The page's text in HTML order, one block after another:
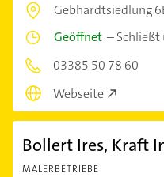
Gebhardtsiedlung
Geöffnet –Schließt
03385 50 78 60
Webseite
Bollert Ires, Kraft
MALERBETRIEBE